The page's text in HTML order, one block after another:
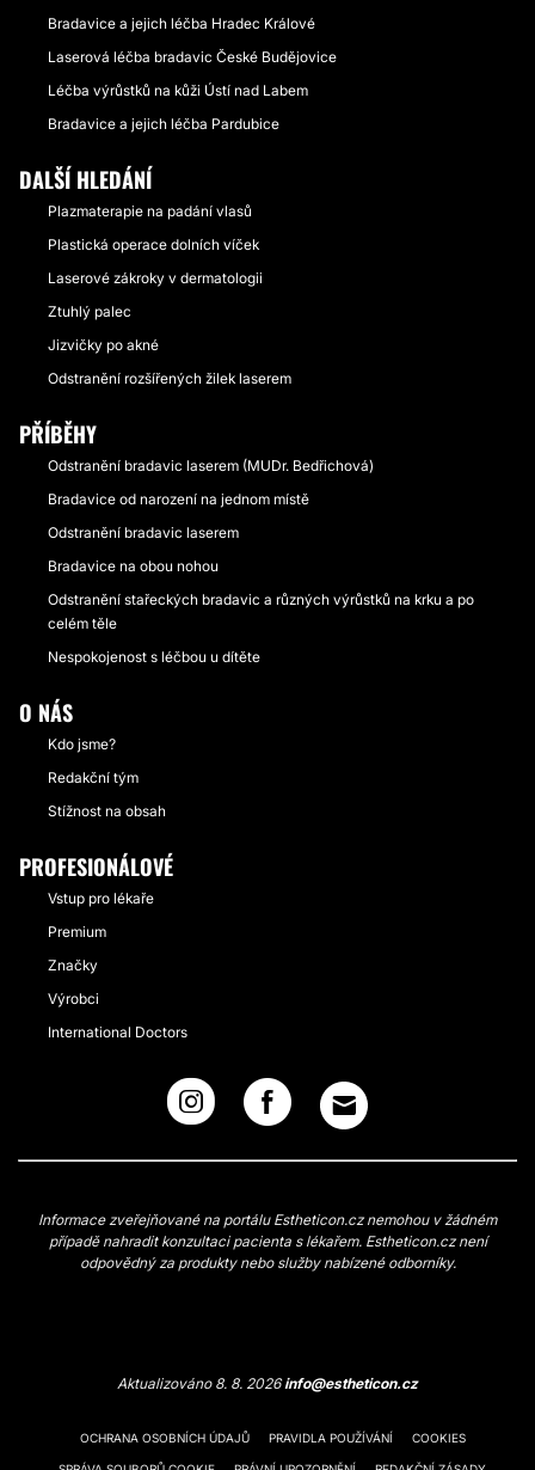
Bradavice a jejich léčba Hradec Králové
Laserová léčba bradavic České Budějovice
Léčba výrůstků na kůži Ústí nad Labem
Bradavice a jejich léčba Pardubice
DALŠÍ HLEDÁNÍ
Plazmaterapie na padání vlasů
Plastická operace dolních víček
Laserové zákroky v dermatologii
Ztuhlý palec
Jizvičky po akné
Odstranění rozšířených žilek laserem
PŘÍBĚHY
Odstranění bradavic laserem (MUDr. Bedřichová)
Bradavice od narození na jednom místě
Odstranění bradavic laserem
Bradavice na obou nohou
Odstranění stařeckých bradavic a různých výrůstků na krku a po
celém těle
Nespokojenost s léčbou u dítěte
O NÁS
Kdo jsme?
Redakční tým
Stížnost na obsah
PROFESIONÁLOVÉ
Vstup pro lékaře
Premium
Značky
Výrobci
International Doctors
Informace zveřejňované na portálu Estheticon.cz nemohou v žádném
případě nahradit konzultaci pacienta s lékařem. Estheticon.cz není
odpovědný za produkty nebo služby nabízené odborníky.
Aktualizováno 8. 8. 2026info@estheticon.cz
OCHRANA OSOBNÍCH ÚDAJŮ PRAVIDLA POUŽÍVÁNÍ COOKIES